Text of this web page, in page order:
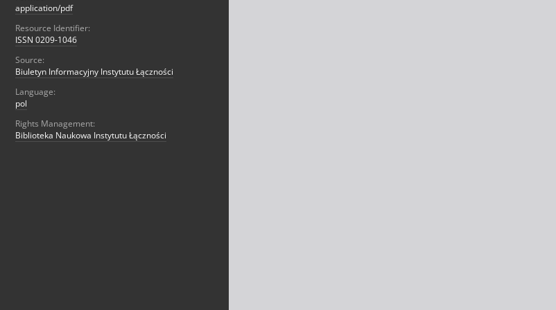
application/pdf
Resource Identifier:
ISSN 0209-1046
Source:
Biuletyn Informacyjny Instytutu Łączności
Language:
pol
Rights Management:
Biblioteka Naukowa Instytutu Łączności